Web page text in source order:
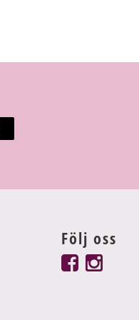
Följ oss